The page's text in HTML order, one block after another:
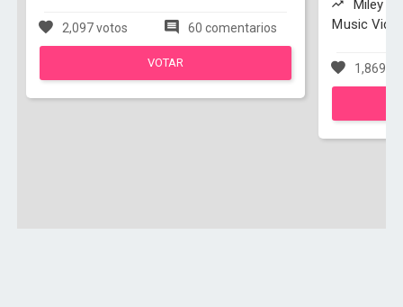
2,097 votos 60 comentarios
VOTAR
Miley
Music
1,869